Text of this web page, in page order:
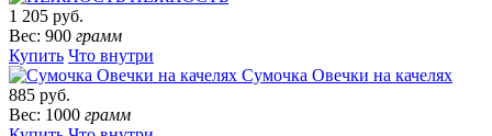
1 205 руб.
Вес: 900 грамм
Купить Что внутри
Сумочка Овечки на качелях
885 руб.
Вес: 1000 грамм